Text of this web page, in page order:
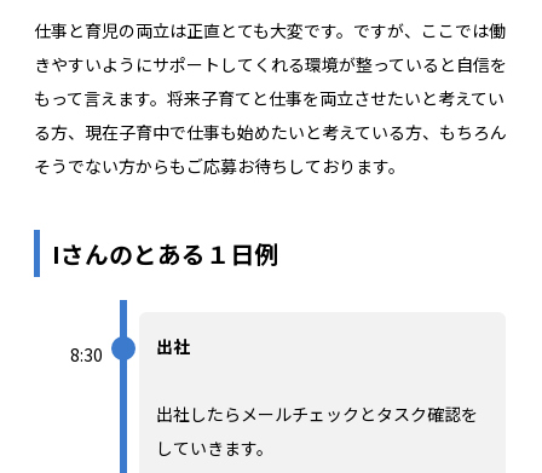
仕事と育児の両立は正直とても大変です。ですが、ここでは働
きやすいようにサポートしてくれる環境が整っていると自信を
もって言えます。将来子育てと仕事を両立させたいと考えてい
る方、現在子育中で仕事も始めたいと考えている方、もちろん
そうでない方からもご応募お待ちしております。
Iさんのとある１日例
8:30 出社
出社したらメールチェックとタスク確認を
していきます。